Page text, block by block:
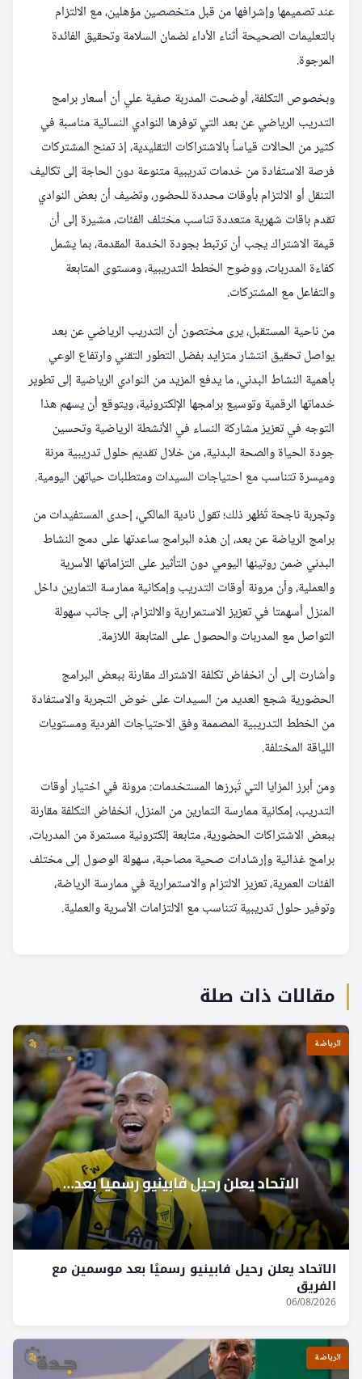
عند تصميمها وإشرافها من قبل متخصصين مؤهلين، مع الالتزام
بالتعليمات الصحيحة أثناء الأداء لضمان السلامة وتحقيق الفائدة
المرجوة.
وبخصوص التكلفة، أوضحت المدربة صفية علي أن أسعار برامج
التدريب الرياضي عن بعد التي توفرها النوادي النسائية مناسبة في
كثير من الحالات قياساً بالاشتراكات التقليدية، إذ تمنح المشتركات
فرصة الاستفادة من خدمات تدريبية متنوعة دون الحاجة إلى تكاليف
التنقل أو الالتزام بأوقات محددة للحضور، وتضيف أن بعض النوادي
تقدم باقات شهرية متعددة تناسب مختلف الفئات، مشيرة إلى أن
قيمة الاشتراك يجب أن ترتبط بجودة الخدمة المقدمة، بما يشمل
كفاءة المدربات، ووضوح الخطط التدريبية، ومستوى المتابعة
والتفاعل مع المشتركات.
من ناحية المستقبل، يرى مختصون أن التدريب الرياضي عن بعد
يواصل تحقيق انتشار متزايد بفضل التطور التقني وارتفاع الوعي
بأهمية النشاط البدني، ما يدفع المزيد من النوادي الرياضية إلى تطوير
خدماتها الرقمية وتوسيع برامجها الإلكترونية، ويتوقع أن يسهم هذا
التوجه في تعزيز مشاركة النساء في الأنشطة الرياضية وتحسين
جودة الحياة والصحة البدنية، من خلال تقديم حلول تدريبية مرنة
وميسرة تتناسب مع احتياجات السيدات ومتطلبات حياتهن اليومية.
وتجربة ناجحة تُظهر ذلك؛ تقول نادية المالكي، إحدى المستفيدات من
برامج الرياضة عن بعد، إن هذه البرامج ساعدتها على دمج النشاط
البدني ضمن روتينها اليومي دون التأثير على التزاماتها الأسرية
والعملية، وأن مرونة أوقات التدريب وإمكانية ممارسة التمارين داخل
المنزل أسهمتا في تعزيز الاستمرارية والالتزام، إلى جانب سهولة
التواصل مع المدربات والحصول على المتابعة اللازمة.
وأشارت إلى أن انخفاض تكلفة الاشتراك مقارنة ببعض البرامج
الحضورية شجع العديد من السيدات على خوض التجربة والاستفادة
من الخطط التدريبية المصممة وفق الاحتياجات الفردية ومستويات
اللياقة المختلفة.
ومن أبرز المزايا التي تُبرزها المستخدمات: مرونة في اختيار أوقات
التدريب، إمكانية ممارسة التمارين من المنزل، انخفاض التكلفة مقارنة
ببعض الاشتراكات الحضورية، متابعة إلكترونية مستمرة من المدربات،
برامج غذائية وإرشادات صحية مصاحبة، سهولة الوصول إلى مختلف
الفئات العمرية، تعزيز الالتزام والاستمرارية في ممارسة الرياضة،
وتوفير حلول تدريبية تتناسب مع الالتزامات الأسرية والعملية.
مقالات ذات صلة
الرياضة
الاتحاد يعلن رحيل فابينيو رسميًا بعد موسمين مع
الفريق
06/08/2026
الرياضة